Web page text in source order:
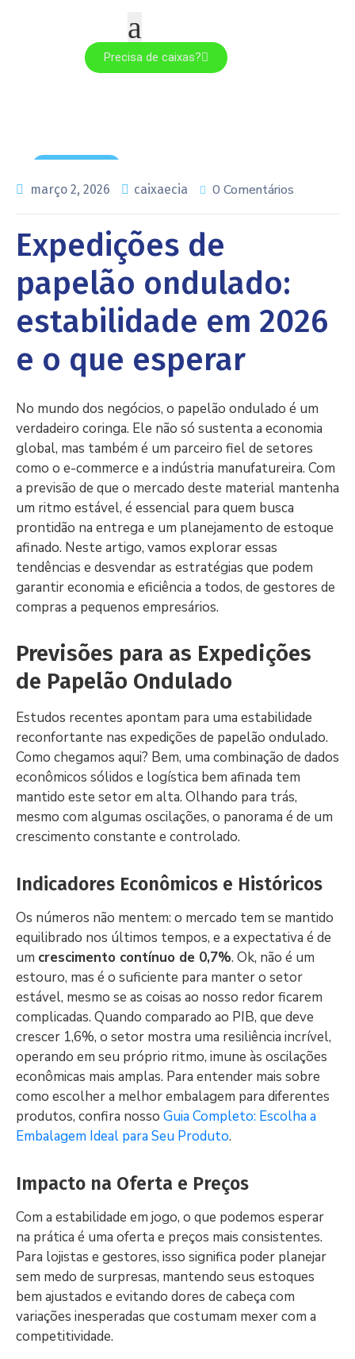
Precisa de caixas?
março 2, 2026
caixaecia 0 Comentários
Expedições de
papelão ondulado:
estabilidade em 2026
e o que esperar
No mundo dos negócios, o papelão ondulado é um
verdadeiro coringa. Ele não só sustenta a economia
global, mas também é um parceiro fiel de setores
como o e-commerce e a indústria manufatureira. Com
a previsão de que o mercado deste material mantenha
um ritmo estável, é essencial para quem busca
prontidão na entrega e um planejamento de estoque
afinado. Neste artigo, vamos explorar essas
tendências e desvendar as estratégias que podem
garantir economia e eficiência a todos, de gestores de
compras a pequenos empresários.
Previsões para as Expedições
de Papelão Ondulado
Estudos recentes apontam para uma estabilidade
reconfortante nas expedições de papelão ondulado.
Como chegamos aqui? Bem, uma combinação de dados
econômicos sólidos e logística bem afinada tem
mantido este setor em alta. Olhando para trás,
mesmo com algumas oscilações, o panorama é de um
crescimento constante e controlado.
Indicadores Econômicos e Históricos
Os números não mentem: o mercado tem se mantido
equilibrado nos últimos tempos, e a expectativa é de
um crescimento contínuo de 0,7%. Ok, não é um
estouro, mas é o suficiente para manter o setor
estável, mesmo se as coisas ao nosso redor ficarem
complicadas. Quando comparado ao PIB, que deve
crescer 1,6%, o setor mostra uma resiliência incrível,
operando em seu próprio ritmo, imune às oscilações
econômicas mais amplas. Para entender mais sobre
como escolher a melhor embalagem para diferentes
produtos, confira nosso Guia Completo: Escolha a
Embalagem Ideal para Seu Produto.
Impacto na Oferta e Preços
Com a estabilidade em jogo, o que podemos esperar
na prática é uma oferta e preços mais consistentes.
Para lojistas e gestores, isso significa poder planejar
sem medo de surpresas, mantendo seus estoques
bem ajustados e evitando dores de cabeça com
variações inesperadas que costumam mexer com a
competitividade.